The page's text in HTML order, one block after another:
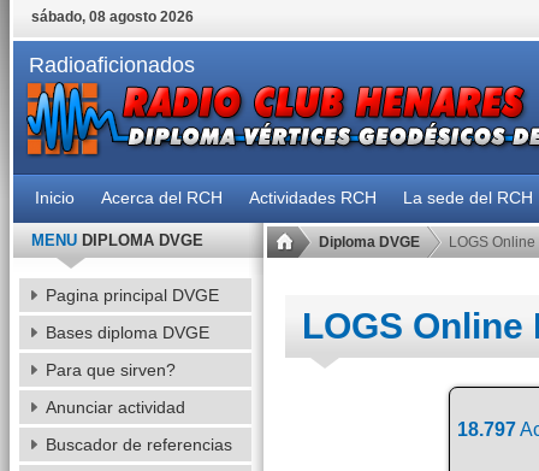
sábado, 08 agosto 2026
Radioaficionados
Inicio Acerca del RCH Actividades RCH La sede del RCH
Diploma DVGE LOGS Online
LOGS Online
18.797
MENUDIPLOMA DVGE
Pagina principal DVGE
Bases diploma DVGE
Para que sirven?
Anunciar actividad
Buscador de referencias